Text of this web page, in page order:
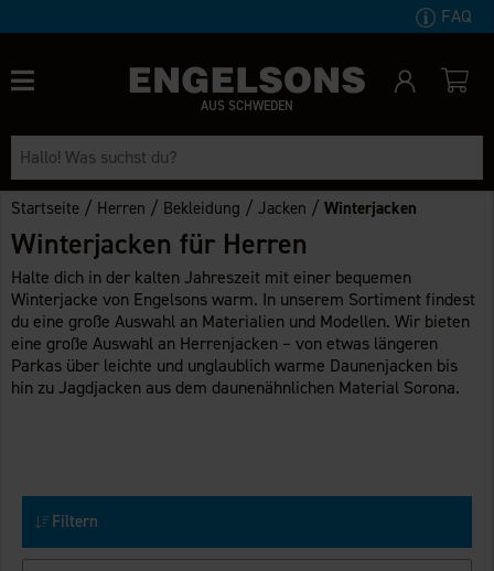
FAQ
AUS SCHWEDEN
Startseite / Herren / Bekleidung /Jacken /Winterjacken
Winterjacken für Herren
Halte dich in der kalten Jahreszeit mit einer bequemen
Winterjacke von Engelsons warm. In unserem Sortiment findest
du eine große Auswahl an Materialien und Modellen. Wir bieten
eine große Auswahl an Herrenjacken – von etwas längeren
Parkas über leichte und unglaublich warme Daunenjacken bis
hin zu Jagdjacken aus dem daunenähnlichen Material Sorona.
Filtern